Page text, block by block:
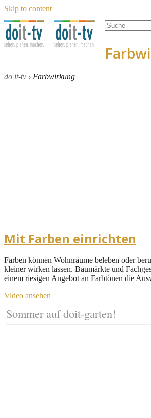
Skip to content
Open
mobile
Close
mobile
Search
do it-tv › Farbwirkung
Mit Farben einrichten
Farben können Wohnräume beleben oder
kleiner wirken lassen. Baumärkte und
einem riesigen Angebot an Farbtönen die
Video ansehen
Sommer auf doit-garten!